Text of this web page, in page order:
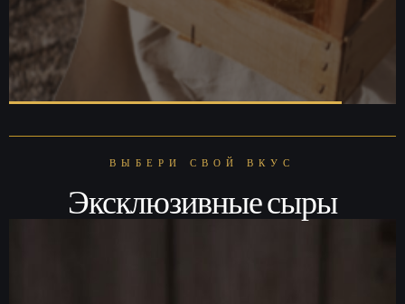
ВЫБЕРИ СВОЙ ВКУС
Эксклюзивные сыры